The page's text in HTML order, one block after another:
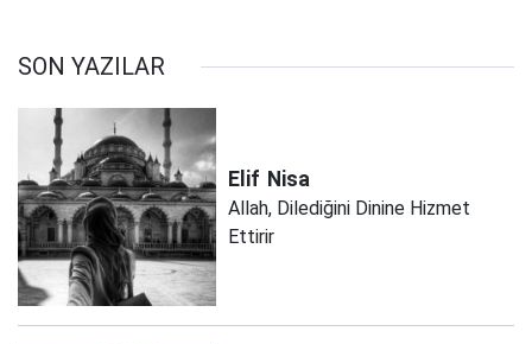
SON YAZILAR
Elif Nisa
Allah, Dilediğini Dinine Hizmet
Ettirir